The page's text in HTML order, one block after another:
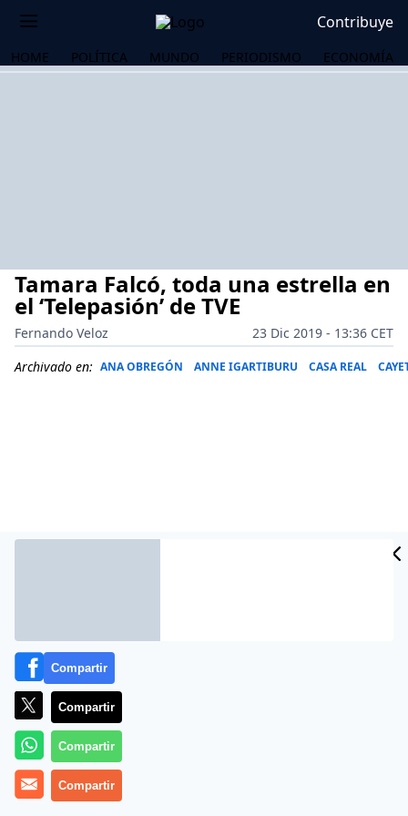
Contribuye
HOME POLÍTICA MUNDO PERIODISMO ECONOMÍA
Tamara Falcó, toda una estrella en
el ‘Telepasión’ de TVE
Fernando Veloz
23 Dic 2019 - 13:36 CET
Archivado en: ANA OBREGÓN ANNE IGARTIBURU CASA REAL
Más información
Compartir
Compartir
Compartir
Compartir